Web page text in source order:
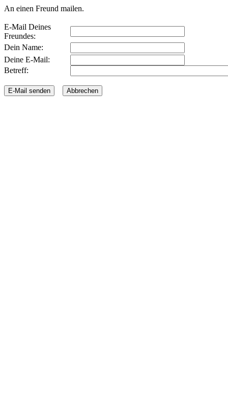
An einen Freund mailen.
E-Mail Deines
Freundes:
Dein Name:
Deine E-Mail:
Betreff: